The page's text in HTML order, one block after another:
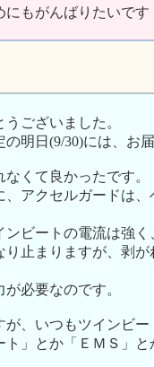
にもがんばりたいです
ございました。
明日(9/30)には、お
くて良かったです。
アクセルガードは
ビートの電流は強
り止まりますが、剥
必要なのです。
、いつもツインビ
」とか「ＥＭＳ」